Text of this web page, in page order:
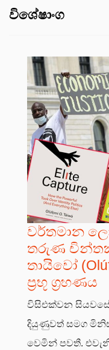
විශේෂාංග
වර්තමාන
තරුණ
තායිවෝ
ප්‍රභූ ග්‍රහණය
විසිඑක්වන
දියුණුවත් සමග
වෙමින් පවතී.